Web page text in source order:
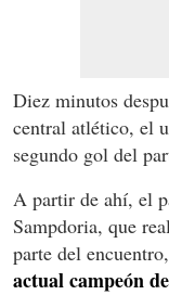
Diez minutos
central atlético, el
segundo gol del
A partir de ahí, el
Sampdoria, que
parte del
actual campeón